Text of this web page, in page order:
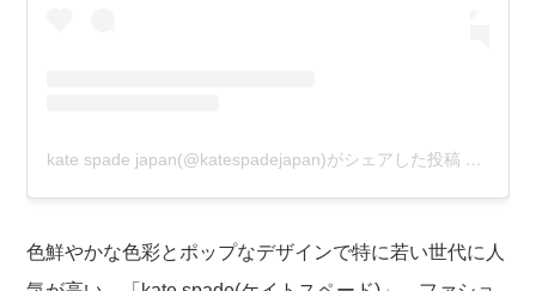
kate spade japan(@katespadejapan)がシェアした投稿
色鮮やかな色彩とポップなデザインで特に若い世代に人